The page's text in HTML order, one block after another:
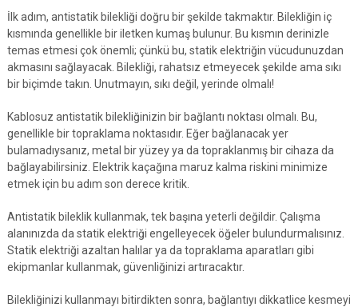
İlk adım, antistatik bilekliği doğru bir şekilde takmaktır. Bilekliğin iç
kısmında genellikle bir iletken kumaş bulunur. Bu kısmın derinizle
temas etmesi çok önemli; çünkü bu, statik elektriğin vücudunuzdan
akmasını sağlayacak. Bilekliği, rahatsız etmeyecek şekilde ama sıkı
bir biçimde takın. Unutmayın, sıkı değil, yerinde olmalı!
Kablosuz antistatik bilekliğinizin bir bağlantı noktası olmalı. Bu,
genellikle bir topraklama noktasıdır. Eğer bağlanacak yer
bulamadıysanız, metal bir yüzey ya da topraklanmış bir cihaza da
bağlayabilirsiniz. Elektrik kaçağına maruz kalma riskini minimize
etmek için bu adım son derece kritik.
Antistatik bileklik kullanmak, tek başına yeterli değildir. Çalışma
alanınızda da statik elektriği engelleyecek öğeler bulundurmalısınız.
Statik elektriği azaltan halılar ya da topraklama aparatları gibi
ekipmanlar kullanmak, güvenliğinizi artıracaktır.
Bilekliğinizi kullanmayı bitirdikten sonra, bağlantıyı dikkatlice kesmeyi